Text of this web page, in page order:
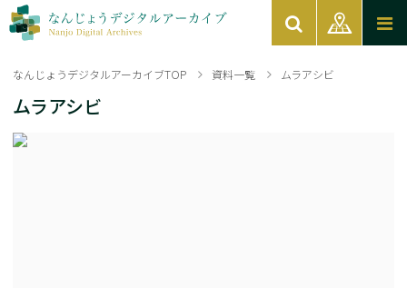
なんじょうデジタルアーカイブTOP 資料一覧 ムラアシビ
ムラアシビ